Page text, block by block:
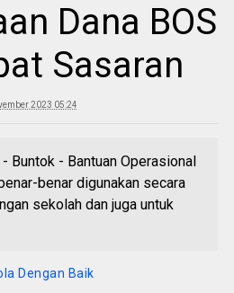
Dana BOS
Sasaran
2023 05:24
Buntok - Bantuan Operasional
benar digunakan secara
sekolah dan juga untuk
Dengan Baik